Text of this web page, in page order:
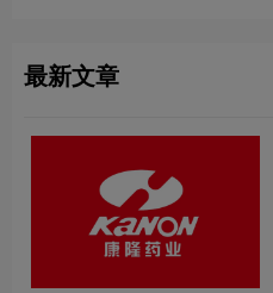
最新文章